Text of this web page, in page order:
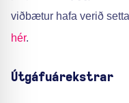
viðbætur hafa verið
hér.
Útgáfuárekstrar